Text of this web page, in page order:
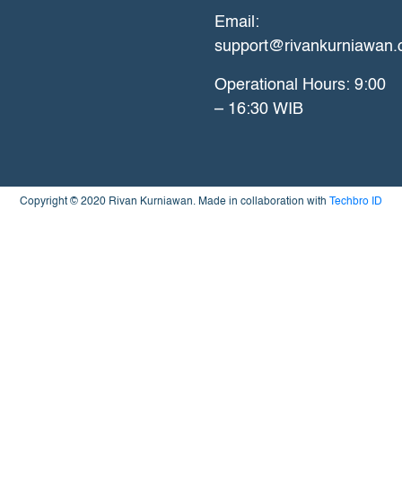
Email:
Operational Hours: 9:00
– 16:30 WIB
Copyright © 2020 Rivan Kurniawan. Made in collaboration with Techbro ID